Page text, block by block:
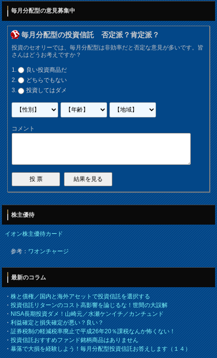
毎月分配型の意見募集中
毎月分配型の投資信託 否定派？肯定派？
投資のセオリーでは、毎月分配型は非効率だと否定な意見が多いです。皆
さんはどうお考えですか？
良い投資商品だ
どちらでもない
投資してはダメ
コメント
株主優待
イオン株主優待カード
参考：ワオンチャージ
最新のコラム
・株と債権／国内と海外アセットで投資信託を選択する
・投資信託リターンのコスト高影響を論じるな！世間の大誤解
・NISA長期投資ダメ！山崎元／水瀬ケンイチ／カンチュンド
・利益確定と損失確定が悪い？良い？
・証券税制の軽減税率廃止で平成26年20％課税なんか怖くない！
・投資信託おすすめファンド銘柄商品はありません
・暴落で大損を経験しよう！毎月分配型投資信託お答えします（１４）